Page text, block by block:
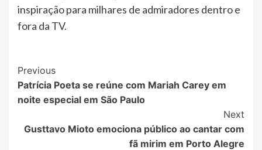
inspiração para milhares de admiradores dentro e
fora da TV.
Post
Navigation
Previous
Patrícia Poeta se reúne com Mariah Carey em
noite especial em São Paulo
Next
Gusttavo Mioto emociona público ao cantar com
fã mirim em Porto Alegre